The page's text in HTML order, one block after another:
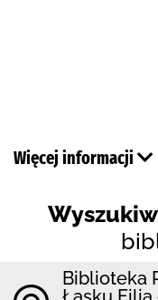
Więcej informacji
Biblioteka